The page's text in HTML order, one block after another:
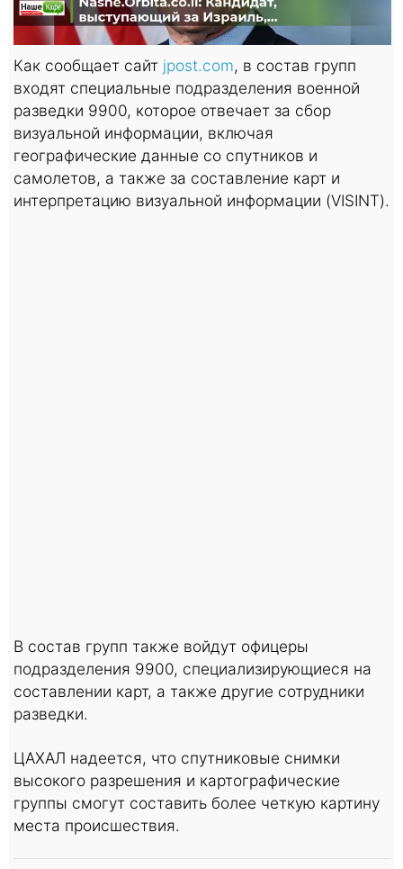
Как сообщает сайт jpost.com, в состав групп
входят специальные подразделения военной
разведки 9900, которое отвечает за сбор
визуальной информации, включая
географические данные со спутников и
самолетов, а также за составление карт и
интерпретацию визуальной информации (VISINT).
В состав групп также войдут офицеры
подразделения 9900, специализирующиеся на
составлении карт, а также другие сотрудники
разведки.
ЦАХАЛ надеется, что спутниковые снимки
высокого разрешения и картографические
группы смогут составить более четкую картину
места происшествия.